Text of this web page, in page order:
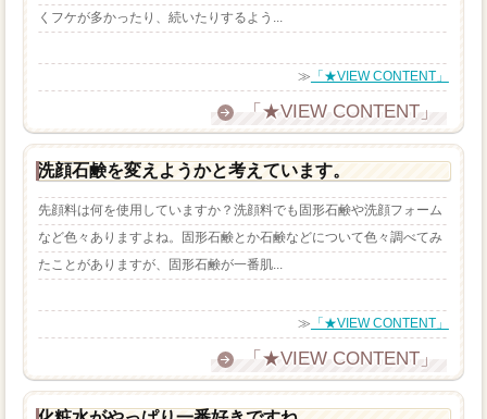
くフケが多かったり、続いたりするよう...
≫ 「★VIEW CONTENT」
「★VIEW CONTENT」
洗顔石鹸を変えようかと考えています。
先顔料は何を使用していますか？洗顔料でも固形石鹸や洗顔フォーム
など色々ありますよね。固形石鹸とか石鹸などについて色々調べてみ
たことがありますが、固形石鹸が一番肌...
≫ 「★VIEW CONTENT」
「★VIEW CONTENT」